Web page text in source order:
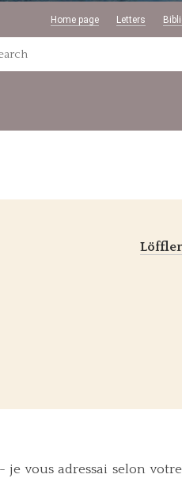
Home page Letters
vous adressai selon